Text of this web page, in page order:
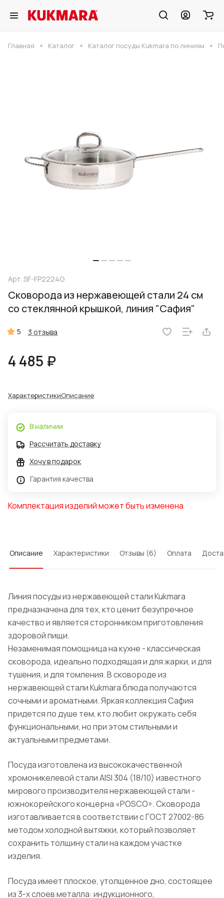
Главная Каталог Каталог посуды Kukmara по линиям
Арт. SF-FP2224G
Сковорода из нержавеющей стали 24 см
со стеклянной крышкой, линия "Сафия"
5 3 отзыва
4 485 ₽
ХарактеристикиОписание
В наличии
Рассчитать доставку
Хочу в подарок
Гарантия качества
Комплектация изделий может быть изменена
Описание Характеристики Отзывы (6) Оплата
Линия посуды из нержавеющей стали Kukmara
предназначена для тех, кто ценит безупречное
качество и является сторонником приготовления
здоровой пищи.
Незаменимая помощница на кухне - классическая
сковорода, идеально подходящая и для жарки, и для
тушения, и для томления. В сковороде из
нержавеющей стали Kukmara блюда получаются
сочными и ароматными. Яркая коллекция Сафия
придется по душе тем, кто любит окружать себя
функциональными, но при этом стильными и
актуальными предметами.
Посуда изготовлена из высококачественной
хромоникелевой стали AISI 304 (18/10) известного
мирового производителя нержавеющей стали -
южнокорейского концерна «POSCO». Сковорода
изготавливается в соответствии с ГОСТ 27002-86
методом холодной вытяжки, который позволяет
сохранить толщину стали на каждом участке
изделия.
Посуда имеет плоское, утолщенное дно, состоящее
из 3-х слоев металла: индукционного,